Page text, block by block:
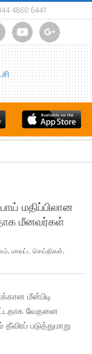
4860 6441
youtube google
மதிப்பிலான
மீனவர்கள்
, மாவட்ட செய்திகள்,
மீன்பிடி
வேதனை
படுத்துமாறு